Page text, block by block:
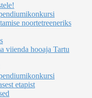
noortetreeneriks
viienda hooaja Tartu
etapist